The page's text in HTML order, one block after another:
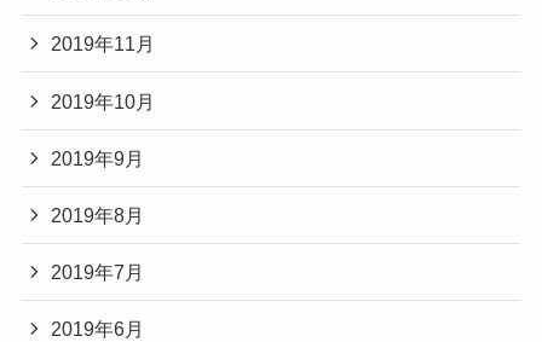
2019年11月
2019年10月
2019年9月
2019年8月
2019年7月
2019年6月